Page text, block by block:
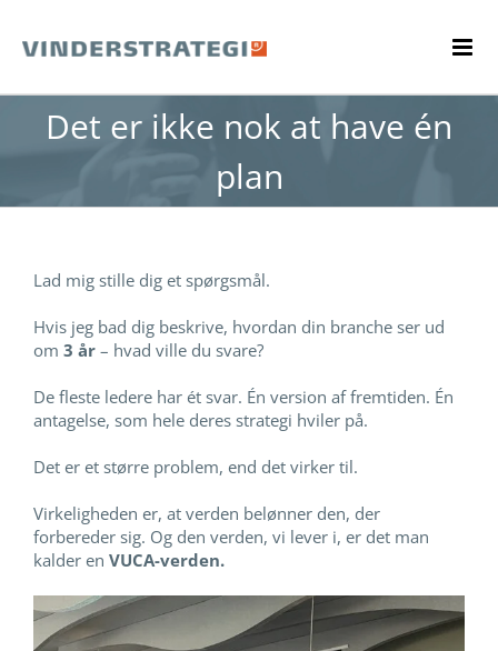
content
Det er ikke nok at have én
plan
Lad mig stille dig et spørgsmål.
Hvis jeg bad dig beskrive, hvordan din branche ser ud
om 3 år– hvad ville du svare?
De fleste ledere har ét svar. Én version af fremtiden. Én
antagelse, som hele deres strategi hviler på.
Det er et større problem, end det virker til.
Virkeligheden er, at verden belønner den, der
forbereder sig. Og den verden, vi lever i, er det man
kalder en VUCA-verden.